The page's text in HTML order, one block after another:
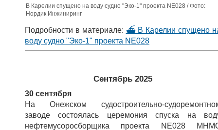
В Карелии спущено на воду судно "Эко-1" проекта NE028 / Фото:
Нордик Инжиниринг
Подробности в материале: ⛴ В Карелии спущено
воду судно "Эко-1" проекта NE028
Сентябрь 2025
30 сентября
На Онежском судостроительно-
заводе состоялась церемония спуска на
нефтемусоросборщика проекта NE028